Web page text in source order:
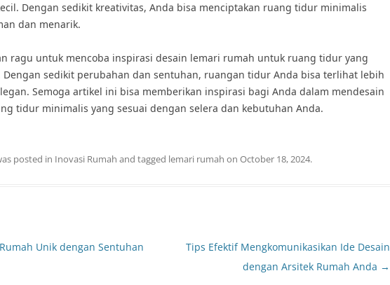
Dengan sedikit kreativitas, Anda bisa menciptakan ruang tidur minimalis
dan menarik.
ragu untuk mencoba inspirasi desain lemari rumah untuk ruang tidur yang
Dengan sedikit perubahan dan sentuhan, ruangan tidur Anda bisa terlihat lebih
Semoga artikel ini bisa memberikan inspirasi bagi Anda dalam mendesain
tidur minimalis yang sesuai dengan selera dan kebutuhan Anda.
posted in Inovasi Rumah and tagged lemari rumah on October 18, 2024.
Unik dengan Sentuhan
Tips Efektif Mengkomunikasikan Ide Desain
dengan Arsitek Rumah Anda →